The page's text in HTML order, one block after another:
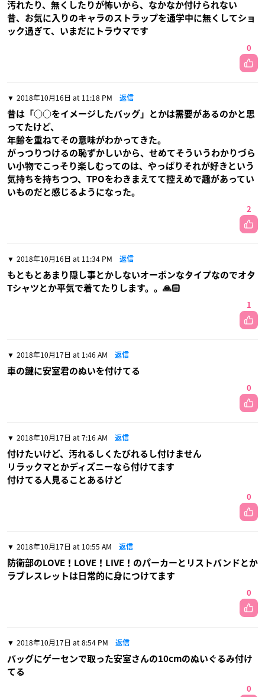
汚れたり、無くしたりが怖いから、なかなか付けられない
昔、お気に入りのキャラのストラップを通学中に無くしてショ
ック過ぎて、いまだにトラウマです
0
2018年10月16日 at 11:18 PM 返信
昔は「○○をイメージしたバッグ」とかは需要があるのかと思
ってたけど、
年齢を重ねてその意味がわかってきた。
がっつりつけるの恥ずかしいから、せめてそういうわかりづら
い小物でこっそり楽しむってのは、やっぱりそれが好きという
気持ちを持ちつつ、TPOをわきまえてて控えめで趣があってい
いものだと感じるようになった。
2
2018年10月16日 at 11:34 PM 返信
もともとあまり隠し事とかしないオーポンなタイプなのでオタ
Tシャツとか平気で着てたりします。。🙏🏻
1
2018年10月17日 at 1:46 AM 返信
車の鍵に安室君のぬいを付けてる
0
2018年10月17日 at 7:16 AM 返信
付けたいけど、汚れるしくたびれるし付けません
リラックマとかディズニーなら付けてます
付けてる人見ることあるけど
0
2018年10月17日 at 10:55 AM 返信
防衛部のLOVE！LOVE！LIVE！のパーカーとリストバンドとか
ラブレスレットは日常的に身につけてます
0
2018年10月17日 at 8:54 PM 返信
バッグにゲーセンで取った安室さんの10cmのぬいぐるみ付け
てる
0